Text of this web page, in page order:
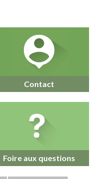
Contact
Foire aux questions